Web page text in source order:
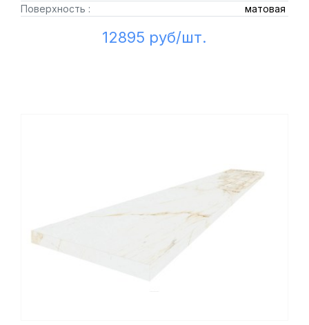
Поверхность :
матовая
12895 руб/шт.